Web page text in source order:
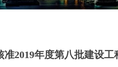
2019年度第八批建设